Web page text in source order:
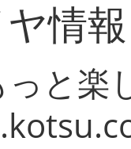
情
と楽